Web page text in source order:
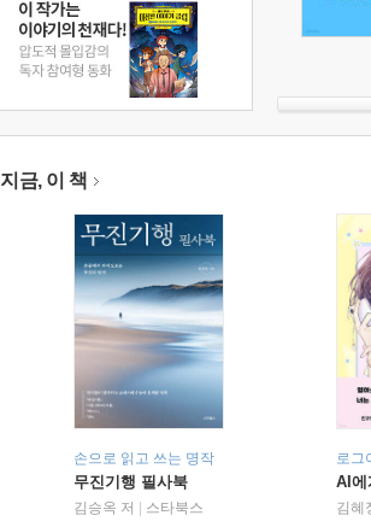
지금, 이 책
손으로 읽고 쓰는 명작
무진기행 필사북
김승옥 저
스타북스
로그
AI에
김혜